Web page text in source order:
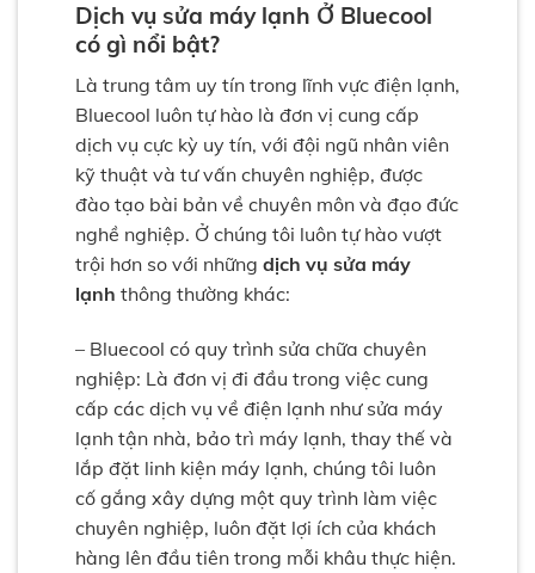
Dịch vụ sửa máy lạnh Ở Bluecool
có gì nổi bật?
Là trung tâm uy tín trong lĩnh vực điện lạnh,
Bluecool luôn tự hào là đơn vị cung cấp
dịch vụ cực kỳ uy tín, với đội ngũ nhân viên
kỹ thuật và tư vấn chuyên nghiệp, được
đào tạo bài bản về chuyên môn và đạo đức
nghề nghiệp. Ở chúng tôi luôn tự hào vượt
trội hơn so với những dịch vụ sửa máy
lạnh thông thường khác:
– Bluecool có quy trình sửa chữa chuyên
nghiệp: Là đơn vị đi đầu trong việc cung
cấp các dịch vụ về điện lạnh như sửa máy
lạnh tận nhà, bảo trì máy lạnh, thay thế và
lắp đặt linh kiện máy lạnh, chúng tôi luôn
cố gắng xây dựng một quy trình làm việc
chuyên nghiệp, luôn đặt lợi ích của khách
hàng lên đầu tiên trong mỗi khâu thực hiện.